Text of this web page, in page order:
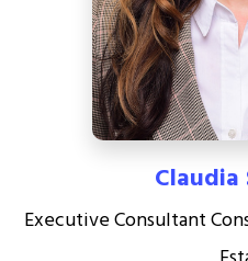
Claudia
Executive Consultant